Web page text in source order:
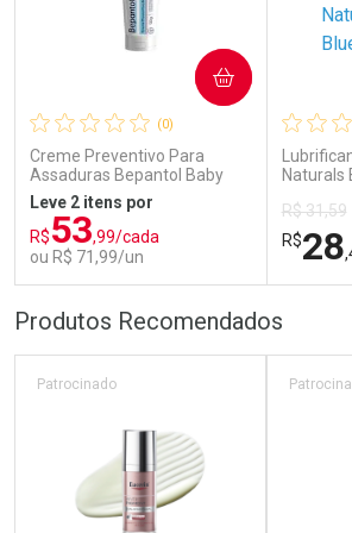
(0)
Creme Preventivo Para
Assaduras Bepantol Baby
Toy Story Personagens
Sortidos 120g
Leve 2 itens por
R$53,99/cada
ou R$ 71,99/un
COMPRAR
FECHAR
FECHAR
Por Menos
Naturals
R$ 31,59
R$28
Por
Produtos Recomendados
Patrocinado